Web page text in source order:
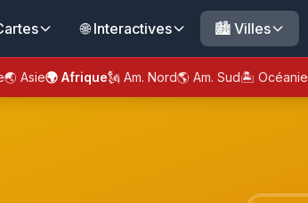
🌐 Interactives 🏙️ Villes
🌏 Asie🌍 Afrique🗽 Am. Nord🌎 Am. Sud🏝️ Océanie